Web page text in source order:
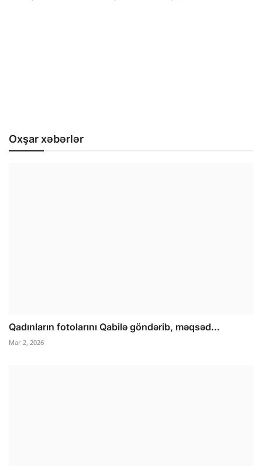
Oxşar xəbərlər
Qadınların fotolarını Qabilə göndərib, məqsəd...
Mar 2, 2026